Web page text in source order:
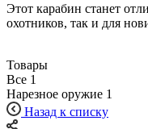
Этот карабин станет
охотников, так и для
Товары
Все 1
Нарезное оружие 1
Назад к списку